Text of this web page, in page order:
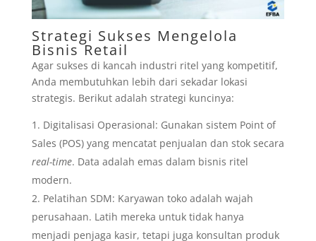
Strategi Sukses Mengelola
Bisnis Retail
Agar sukses di kancah industri ritel yang kompetitif,
Anda membutuhkan lebih dari sekadar lokasi
strategis. Berikut adalah strategi kuncinya:
Digitalisasi Operasional: Gunakan sistem Point of
Sales (POS) yang mencatat penjualan dan stok secara
real-time. Data adalah emas dalam bisnis ritel
modern.
Pelatihan SDM: Karyawan toko adalah wajah
perusahaan. Latih mereka untuk tidak hanya
menjadi penjaga kasir, tetapi juga konsultan produk